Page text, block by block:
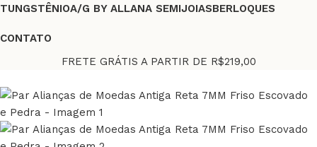
TUNGSTÊNIOA/G BY ALLANA SEMIJOIASBERLOQUES
CONTATO
FRETE GRÁTIS A PARTIR DE R$219,00